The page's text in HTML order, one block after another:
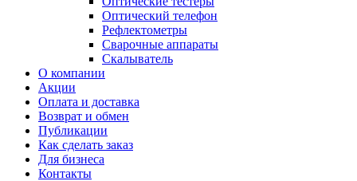
Оптический телефон
Рефлектометры
Сварочные аппараты
Скалыватель
О компании
Акции
Оплата и доставка
Возврат и обмен
Публикации
Как сделать заказ
Для бизнеса
Контакты